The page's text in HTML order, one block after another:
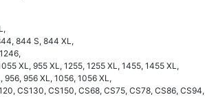
844 S, 844 XL,
XL, 955 XL, 1255, 1255 XL, 1455, 1455 XL,
956, 956 XL, 1056, 1056 XL,
CS130, CS150, CS68, CS75, CS78, CS86, CS94,